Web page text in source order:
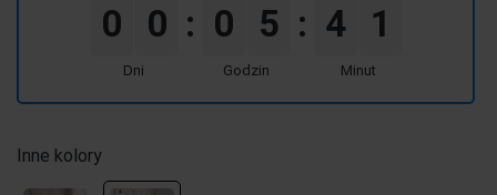
0 0
Dni
: 0 5
Godzin
: 4 1
Minut
Inne kolory